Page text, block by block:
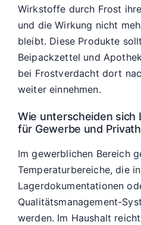
Wirkstoffe durch Frost
und die Wirkung nicht
bleibt. Diese Produkte
Beipackzettel und
bei Frostverdacht dort
weiter einnehmen.
Wie unterscheiden sich
für Gewerbe und
Im gewerblichen Bereich
Temperaturbereiche, die in
Lagerdokumentationen
Qualitätsmanagement-
werden. Im Haushalt